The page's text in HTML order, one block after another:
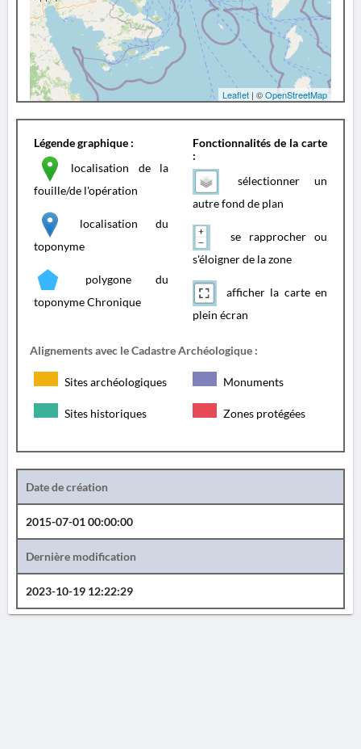
Leaflet | ©OpenStreetMap
Légende graphique :
localisation de la
fouille/de l'opération
localisation du
toponyme
polygone du
toponyme Chronique
Fonctionnalités de la carte
:
sélectionner un
autre fond de plan
se rapprocher ou
s'éloigner de la zone
afficher la carte en
plein écran
Alignements avec le Cadastre Archéologique :
Sites archéologiques Monuments
Sites historiques Zones protégées
Date de création
2015-07-01 00:00:00
Dernière modification
2023-10-19 12:22:29